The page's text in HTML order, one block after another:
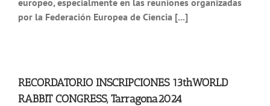
por la Federación Europea de Ciencia [...]
RECORDATORIO INSCRIPCIONES 13thWORLD
RABBIT CONGRESS, Tarragona2024